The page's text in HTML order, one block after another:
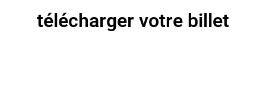
télécharger votre billet